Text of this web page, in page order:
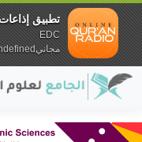
تطبيق
EDC
مجانيundefined